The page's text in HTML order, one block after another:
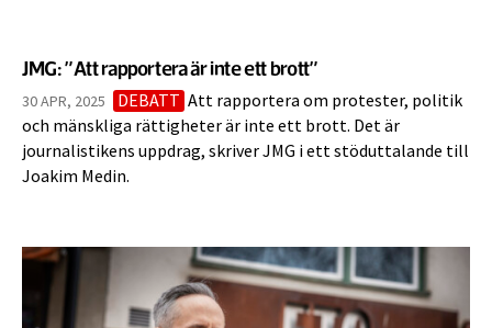
JMG: ”Att rapportera är inte ett brott”
30 APR, 2025 DEBATT Att rapportera om protester, politik
och mänskliga rättigheter är inte ett brott. Det är
journalistikens uppdrag, skriver JMG i ett stöduttalande till
Joakim Medin.